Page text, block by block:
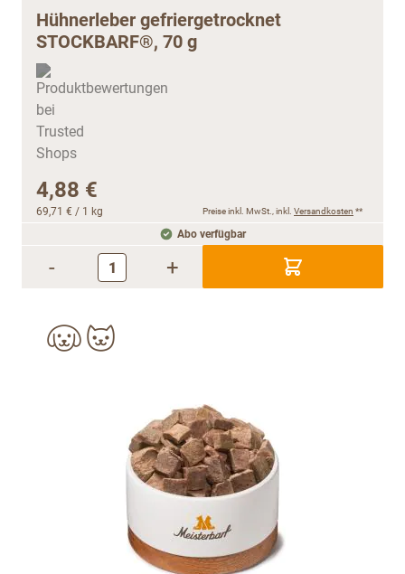
Hühnerleber gefriergetrocknet
STOCKBARF®, 70 g
4,88 €
69,71 € / 1 kg Preise inkl. MwSt., inkl. Versandkosten **
Abo verfügbar
- +